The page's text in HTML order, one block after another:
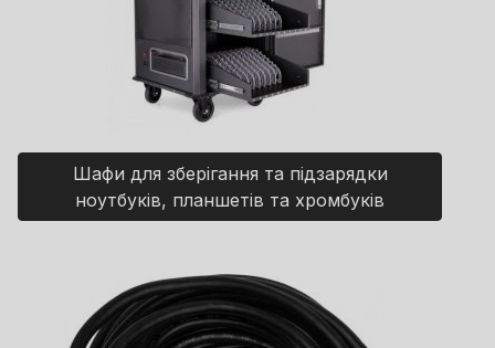
Шафи для зберігання та підзарядки
ноутбуків, планшетів та хромбуків